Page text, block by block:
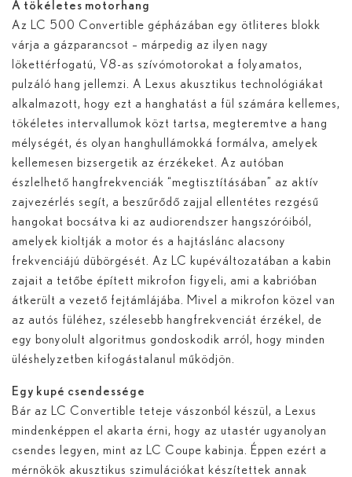
A tökéletes motorhang
Az LC 500 Convertible gépházában egy ötliteres blokk
várja a gázparancsot – márpedig az ilyen nagy
lökettérfogatú, V8-as szívómotorokat a folyamatos,
pulzáló hang jellemzi. A Lexus akusztikus technológiákat
alkalmazott, hogy ezt a hanghatást a fül számára kellemes,
tökéletes intervallumok közt tartsa, megteremtve a hang
mélységét, és olyan hanghullámokká formálva, amelyek
kellemesen bizsergetik az érzékeket. Az autóban
észlelhető hangfrekvenciák “megtisztításában” az aktív
zajvezérlés segít, a beszűrődő zajjal ellentétes rezgésű
hangokat bocsátva ki az audiorendszer hangszóróiból,
amelyek kioltják a motor és a hajtáslánc alacsony
frekvenciájú dübörgését. Az LC kupéváltozatában a kabin
zajait a tetőbe épített mikrofon figyeli, ami a kabrióban
átkerült a vezető fejtámlájába. Mivel a mikrofon közel van
az autós füléhez, szélesebb hangfrekvenciát érzékel, de
egy bonyolult algoritmus gondoskodik arról, hogy minden
üléshelyzetben kifogástalanul működjön.
Egy kupé csendessége
Bár az LC Convertible teteje vászonból készül, a Lexus
mindenképpen el akarta érni, hogy az utastér ugyanolyan
csendes legyen, mint az LC Coupe kabinja. Éppen ezért a
mérnökök akusztikus szimulációkat készítettek annak